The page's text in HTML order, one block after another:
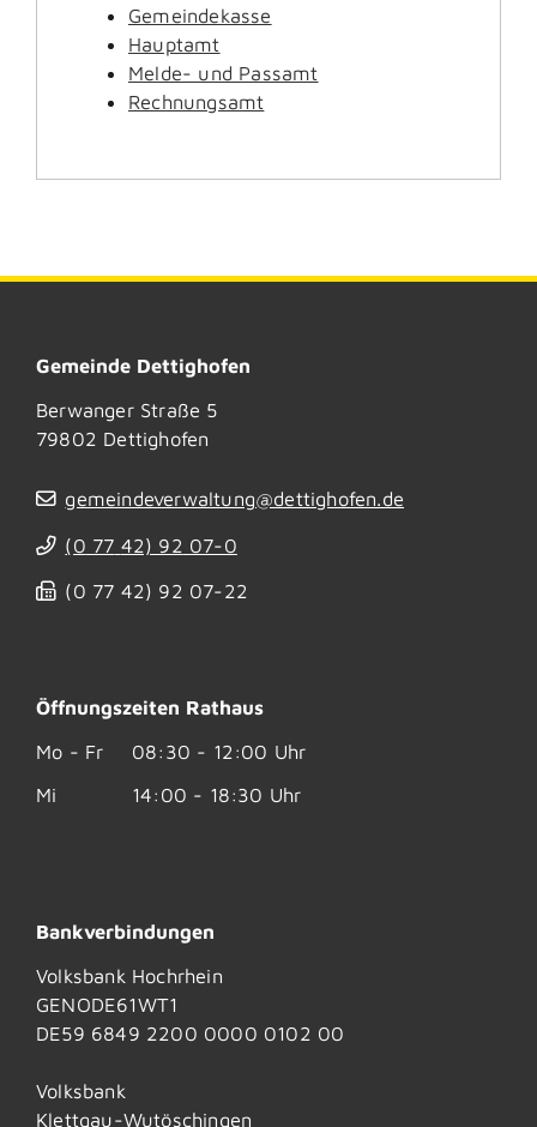
Gemeindekasse
Hauptamt
Melde- und Passamt
Rechnungsamt
Gemeinde Dettighofen
Berwanger Straße 5
79802 Dettighofen
gemeindeverwaltung@dettighofen.de
(0 77 42) 92 07-0
(0 77 42) 92 07-22
Öffnungszeiten Rathaus
Mo - Fr
08:30 - 12:00 Uhr
Mi
14:00 - 18:30 Uhr
Bankverbindungen
Volksbank Hochrhein
GENODE61WT1
DE59 6849 2200 0000 0102 00
Volksbank
Klettgau-Wutöschingen